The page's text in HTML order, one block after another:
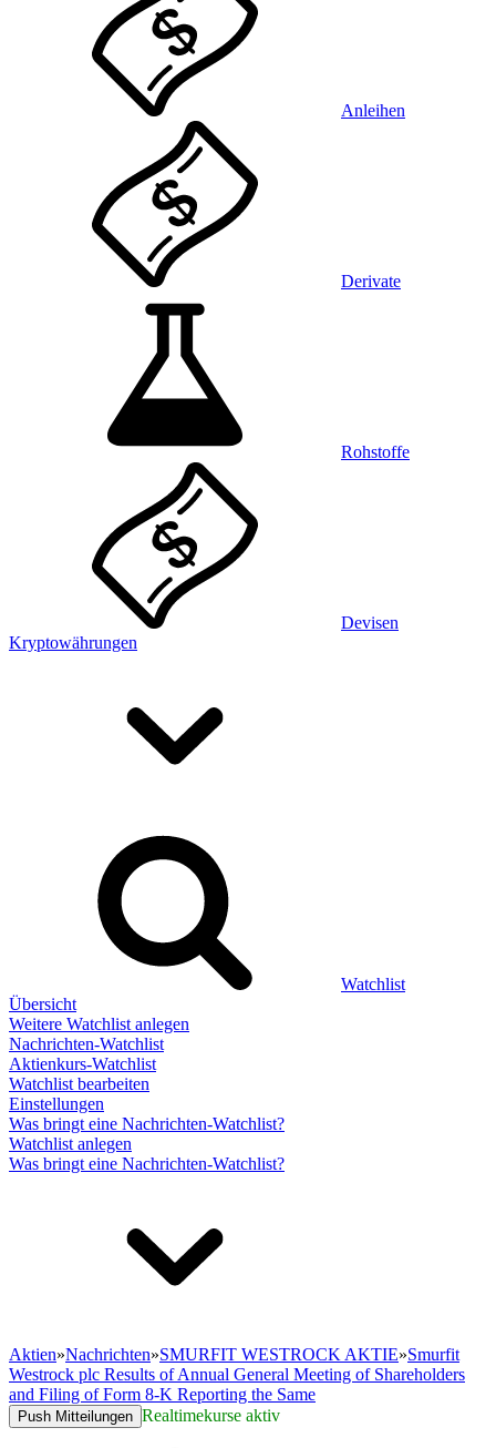
Anleihen
Derivate
Rohstoffe
Devisen
Kryptowährungen
Watchlist
Übersicht
Weitere Watchlist anlegen
Nachrichten-Watchlist
Aktienkurs-Watchlist
Watchlist bearbeiten
Einstellungen
Was bringt eine Nachrichten-Watchlist?
Watchlist anlegen
Was bringt eine Nachrichten-Watchlist?
Aktien»Nachrichten»SMURFIT WESTROCK AKTIE»Smurfit
Westrock plc Results of Annual General Meeting of Shareholders
and Filing of Form 8-K Reporting the Same
Push Mitteilungen Realtimekurse aktiv